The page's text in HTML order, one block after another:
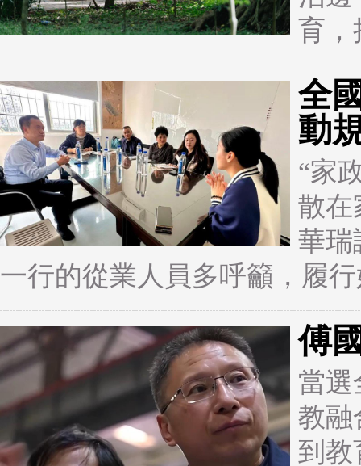
育，
全
動
“家
散在
華瑞
一行的從業人員多呼籲，履
傅
當選
教融
到教